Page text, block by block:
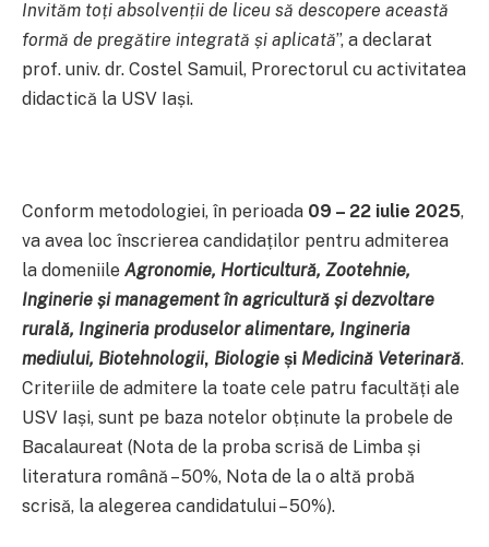
Invităm toți absolvenții de liceu să descopere această
formă de pregătire integrată și aplicată”, a declarat
prof. univ. dr. Costel Samuil, Prorectorul cu activitatea
didactică la USV Iași.
Conform metodologiei, în perioada 09 – 22 iulie 2025,
va avea loc înscrierea candidaților pentru admiterea
la domeniile Agronomie, Horticultură, Zootehnie,
Inginerie și management în agricultură și dezvoltare
rurală, Ingineria produselor alimentare, Ingineria
mediului, Biotehnologii, Biologie și Medicină Veterinară.
Criteriile de admitere la toate cele patru facultăți ale
USV Iași, sunt pe baza notelor obținute la probele de
Bacalaureat (Nota de la proba scrisă de Limba și
literatura română – 50%, Nota de la o altă probă
scrisă, la alegerea candidatului – 50%).